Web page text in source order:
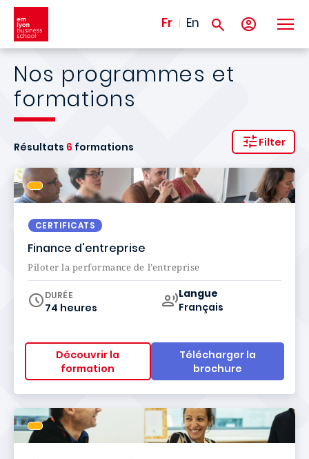
Aller au contenu principal
Fr En
Nos programmes et
formations
Filter
Résultats 6 formations
CERTIFICATS
Finance d'entreprise
Piloter la performance de l’entreprise
DURÉE
74 heures
Curriculum
Langue
Français
Découvrir la
formation
Télécharger la
brochure